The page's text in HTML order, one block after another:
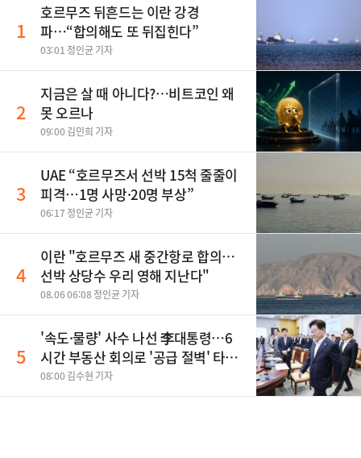
1
호르무즈 뒤흔드는 이란 강경
파…“합의해도 또 뒤집힌다”
03:01 정인균 기자
2
지금은 살 때 아니다?…비트코인 왜
못 오르나
09:00 김민희 기자
3
UAE “호르무즈서 선박 15척 줄줄이
피격…1명 사망·20명 부상”
06:17 정인균 기자
4
이란 "호르무즈 새 중간항로 합의…
선박 상당수 우리 영해 지난다"
08.06 06:08 정인균 기자
5
'속도·물량' 사수 나선 李대통령…6
시간 부동산 회의로 '공급 절벽' 타개
총력전
08:00 김수현 기자